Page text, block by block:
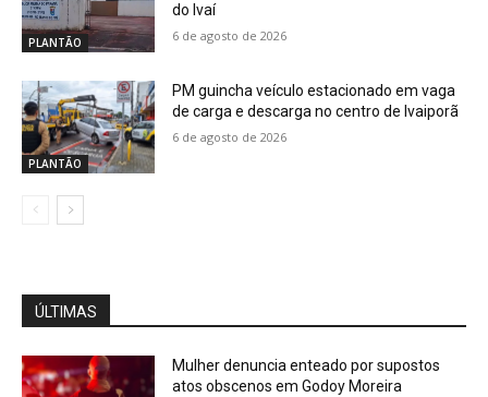
PLANTÃO
do Ivaí
6 de agosto de 2026
PLANTÃO
PM guincha veículo estacionado em vaga
de carga e descarga no centro de Ivaiporã
6 de agosto de 2026
ÚLTIMAS
Mulher denuncia enteado por supostos
atos obscenos em Godoy Moreira